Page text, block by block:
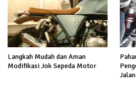
Langkah Mudah dan Aman
Modifikasi Jok Sepeda Motor